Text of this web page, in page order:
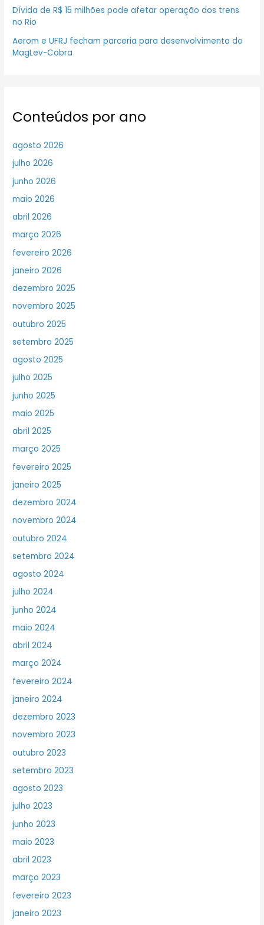
Dívida de R$ 15 milhões pode afetar operação dos trens
no Rio
Aerom e UFRJ fecham parceria para desenvolvimento do
MagLev-Cobra
Conteúdos por ano
agosto 2026
julho 2026
junho 2026
maio 2026
abril 2026
março 2026
fevereiro 2026
janeiro 2026
dezembro 2025
novembro 2025
outubro 2025
setembro 2025
agosto 2025
julho 2025
junho 2025
maio 2025
abril 2025
março 2025
fevereiro 2025
janeiro 2025
dezembro 2024
novembro 2024
outubro 2024
setembro 2024
agosto 2024
julho 2024
junho 2024
maio 2024
abril 2024
março 2024
fevereiro 2024
janeiro 2024
dezembro 2023
novembro 2023
outubro 2023
setembro 2023
agosto 2023
julho 2023
junho 2023
maio 2023
abril 2023
março 2023
fevereiro 2023
janeiro 2023